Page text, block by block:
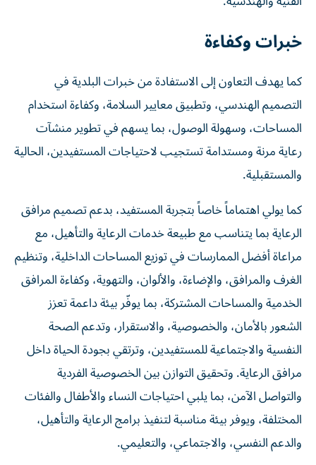
خبرات وكفاءة
كما يهدف التعاون إلى الاستفادة من خبرات البلدية في
التصميم الهندسي، وتطبيق معايير السلامة، وكفاءة استخدام
المساحات، وسهولة الوصول، بما يسهم في تطوير منشآت
رعاية مرنة ومستدامة تستجيب لاحتياجات المستفيدين، الحالية
والمستقبلية.
كما يولي اهتماماً خاصاً بتجربة المستفيد، بدعم تصميم مرافق
الرعاية بما يتناسب مع طبيعة خدمات الرعاية والتأهيل، مع
مراعاة أفضل الممارسات في توزيع المساحات الداخلية، وتنظيم
الغرف والمرافق، والإضاءة، والألوان، والتهوية، وكفاءة المرافق
الخدمية والمساحات المشتركة، بما يوفّر بيئة داعمة تعزز
الشعور بالأمان، والخصوصية، والاستقرار، وتدعم الصحة
النفسية والاجتماعية للمستفيدين، وترتقي بجودة الحياة داخل
مرافق الرعاية. وتحقيق التوازن بين الخصوصية الفردية
والتواصل الآمن، بما يلبي احتياجات النساء والأطفال والفئات
المختلفة، ويوفر بيئة مناسبة لتنفيذ برامج الرعاية والتأهيل،
والدعم النفسي، والاجتماعي، والتعليمي.